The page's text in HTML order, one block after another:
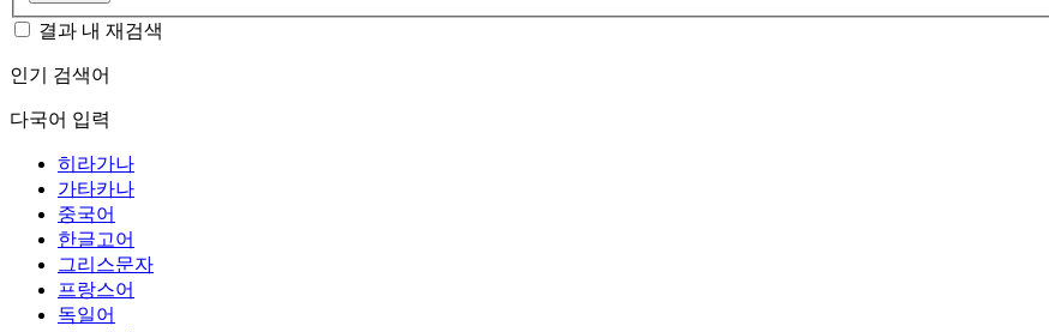
결과 내 재검색
인기 검색어
다국어 입력
히라가나
가타카나
중국어
한글고어
그리스문자
프랑스어
독일어